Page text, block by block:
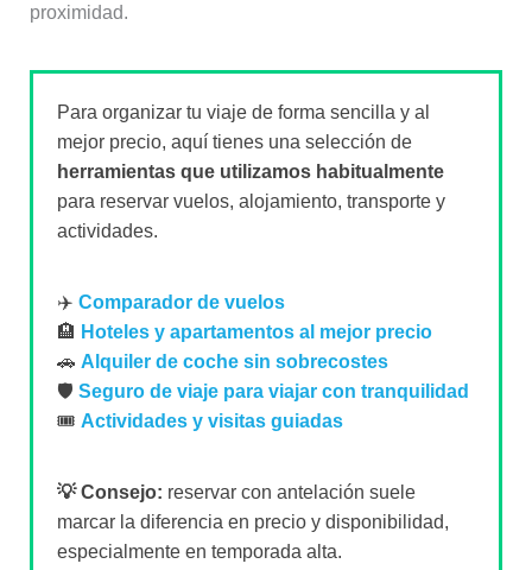
proximidad.
Para organizar tu viaje de forma sencilla y al
mejor precio, aquí tienes una selección de
herramientas que utilizamos habitualmente
para reservar vuelos, alojamiento, transporte y
actividades.
✈️ Comparador de vuelos
🏨 Hoteles y apartamentos al mejor precio
🚗 Alquiler de coche sin sobrecostes
🛡️ Seguro de viaje para viajar con tranquilidad
🎟️ Actividades y visitas guiadas
💡 Consejo: reservar con antelación suele
marcar la diferencia en precio y disponibilidad,
especialmente en temporada alta.